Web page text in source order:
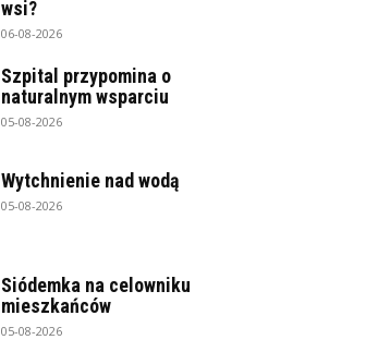
wsi?
06-08-2026
Szpital przypomina o
naturalnym wsparciu
05-08-2026
Wytchnienie nad wodą
05-08-2026
Siódemka na celowniku
mieszkańców
05-08-2026